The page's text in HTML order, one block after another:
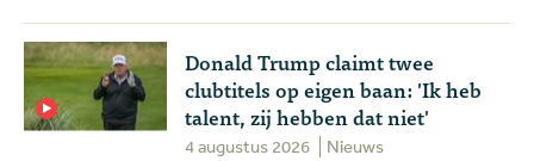
Donald Trump claimt twee
clubtitels op eigen baan: 'Ik heb
talent, zij hebben dat niet'
4 augustus 2026 Nieuws